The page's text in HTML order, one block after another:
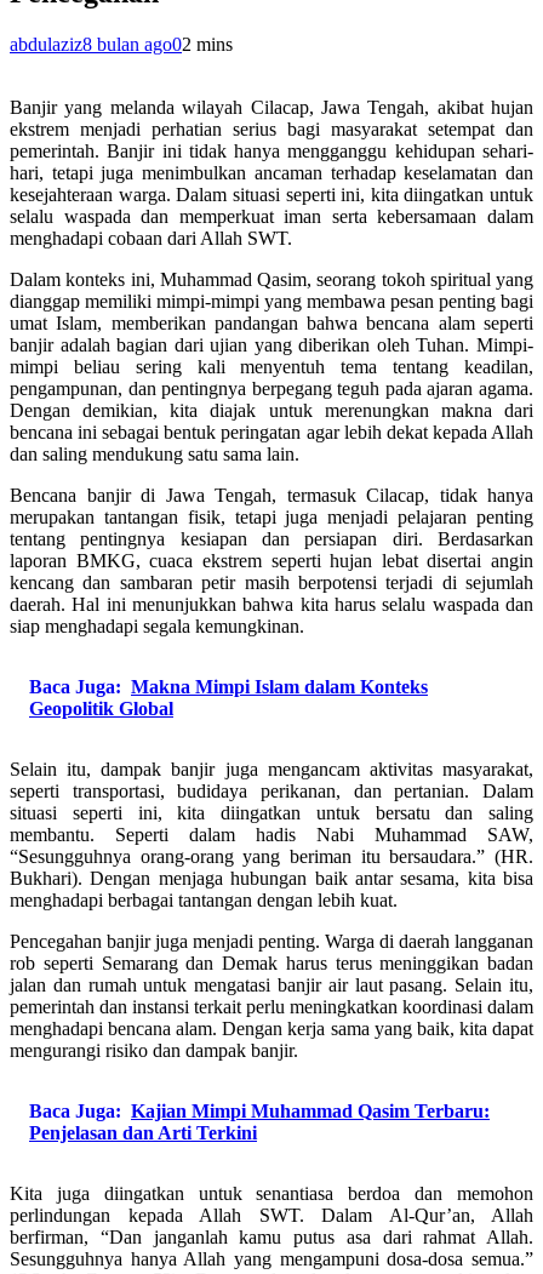
abdulaziz8 bulan ago02 mins
Banjir yang melanda wilayah Cilacap, Jawa Tengah, akibat hujan
ekstrem menjadi perhatian serius bagi masyarakat setempat dan
pemerintah. Banjir ini tidak hanya mengganggu kehidupan sehari-
hari, tetapi juga menimbulkan ancaman terhadap keselamatan dan
kesejahteraan warga. Dalam situasi seperti ini, kita diingatkan untuk
selalu waspada dan memperkuat iman serta kebersamaan dalam
menghadapi cobaan dari Allah SWT.
Dalam konteks ini, Muhammad Qasim, seorang tokoh spiritual yang
dianggap memiliki mimpi-mimpi yang membawa pesan penting bagi
umat Islam, memberikan pandangan bahwa bencana alam seperti
banjir adalah bagian dari ujian yang diberikan oleh Tuhan. Mimpi-
mimpi beliau sering kali menyentuh tema tentang keadilan,
pengampunan, dan pentingnya berpegang teguh pada ajaran agama.
Dengan demikian, kita diajak untuk merenungkan makna dari
bencana ini sebagai bentuk peringatan agar lebih dekat kepada Allah
dan saling mendukung satu sama lain.
Bencana banjir di Jawa Tengah, termasuk Cilacap, tidak hanya
merupakan tantangan fisik, tetapi juga menjadi pelajaran penting
tentang pentingnya kesiapan dan persiapan diri. Berdasarkan
laporan BMKG, cuaca ekstrem seperti hujan lebat disertai angin
kencang dan sambaran petir masih berpotensi terjadi di sejumlah
daerah. Hal ini menunjukkan bahwa kita harus selalu waspada dan
siap menghadapi segala kemungkinan.
Baca Juga: Makna Mimpi Islam dalam Konteks
Geopolitik Global
Selain itu, dampak banjir juga mengancam aktivitas masyarakat,
seperti transportasi, budidaya perikanan, dan pertanian. Dalam
situasi seperti ini, kita diingatkan untuk bersatu dan saling
membantu. Seperti dalam hadis Nabi Muhammad SAW,
“Sesungguhnya orang-orang yang beriman itu bersaudara.” (HR.
Bukhari). Dengan menjaga hubungan baik antar sesama, kita bisa
menghadapi berbagai tantangan dengan lebih kuat.
Pencegahan banjir juga menjadi penting. Warga di daerah langganan
rob seperti Semarang dan Demak harus terus meninggikan badan
jalan dan rumah untuk mengatasi banjir air laut pasang. Selain itu,
pemerintah dan instansi terkait perlu meningkatkan koordinasi dalam
menghadapi bencana alam. Dengan kerja sama yang baik, kita dapat
mengurangi risiko dan dampak banjir.
Baca Juga: Kajian Mimpi Muhammad Qasim Terbaru:
Penjelasan dan Arti Terkini
Kita juga diingatkan untuk senantiasa berdoa dan memohon
perlindungan kepada Allah SWT. Dalam Al-Qur’an, Allah
berfirman, “Dan janganlah kamu putus asa dari rahmat Allah.
Sesungguhnya hanya Allah yang mengampuni dosa-dosa semua.”